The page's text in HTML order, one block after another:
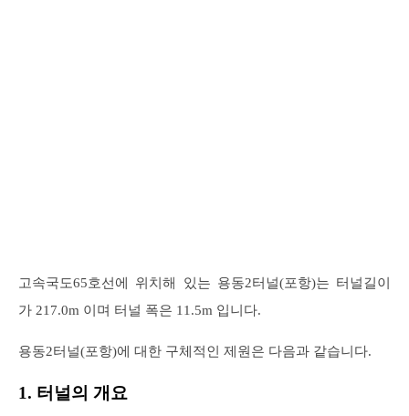
고속국도65호선에 위치해 있는 용동2터널(포항)는 터널길이
가 217.0m 이며 터널 폭은 11.5m 입니다.
용동2터널(포항)에 대한 구체적인 제원은 다음과 같습니다.
1. 터널의 개요